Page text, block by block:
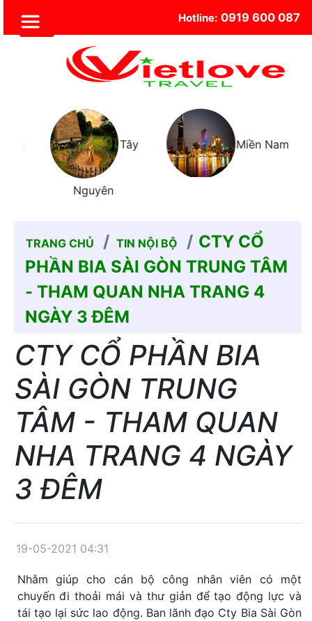
Hotline: 0919 600 087
Tây
Nguyên
Miền Nam
TRANG CHỦ TIN NỘI BỘ
CTY CỔ
PHẦN BIA SÀI GÒN TRUNG TÂM
- THAM QUAN NHA TRANG 4
NGÀY 3 ĐÊM
CTY CỔ PHẦN BIA
SÀI GÒN TRUNG
TÂM - THAM QUAN
NHA TRANG 4 NGÀY
3 ĐÊM
19-05-2021 04:31
Nhằm giúp cho cán bộ công nhân viên có một
chuyến đi thoải mái và thư giản để tạo động lực và
tái tạo lại sức lao động. Ban lãnh đạo Cty Bia Sài Gòn